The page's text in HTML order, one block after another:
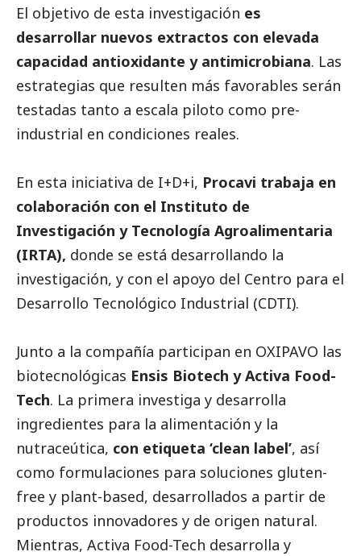
El objetivo de esta investigación es
desarrollar nuevos extractos con elevada
capacidad antioxidante y antimicrobiana. Las
estrategias que resulten más favorables serán
testadas tanto a escala piloto como pre-
industrial en condiciones reales.
En esta iniciativa de I+D+i, Procavi trabaja en
colaboración con el Instituto de
Investigación y Tecnología Agroalimentaria
(IRTA), donde se está desarrollando la
investigación, y con el apoyo del Centro para el
Desarrollo Tecnológico Industrial (CDTI).
Junto a la compañía participan en OXIPAVO las
biotecnológicas Ensis Biotech y Activa Food-
Tech. La primera investiga y desarrolla
ingredientes para la alimentación y la
nutraceútica, con etiqueta ‘clean label’, así
como formulaciones para soluciones gluten-
free y plant-based, desarrollados a partir de
productos innovadores y de origen natural.
Mientras, Activa Food-Tech desarrolla y